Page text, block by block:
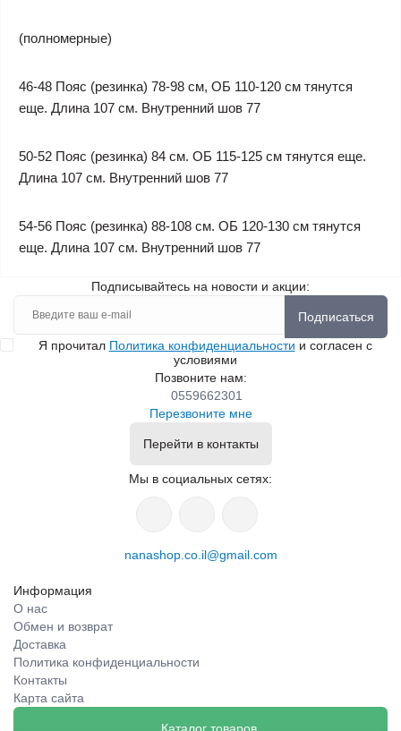
(полномерные)
46-48 Пояс (резинка) 78-98 см, ОБ 110-120 см тянутся
еще. Длина 107 см. Внутренний шов 77
50-52 Пояс (резинка) 84 см. ОБ 115-125 см тянутся еще.
Длина 107 см. Внутренний шов 77
54-56 Пояс (резинка) 88-108 см. ОБ 120-130 см тянутся
еще. Длина 107 см. Внутренний шов 77
Подписывайтесь на новости и акции:
Подписаться
Я прочитал Политика конфиденциальности и согласен с
условиями
Позвоните нам:
0559662301
Перезвоните мне
Перейти в контакты
Мы в социальных сетях:
nanashop.co.il@gmail.com
Информация
О нас
Обмен и возврат
Доставка
Политика конфиденциальности
Контакты
Карта сайта